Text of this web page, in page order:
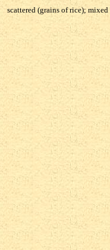
scattered (grains of rice); mixed